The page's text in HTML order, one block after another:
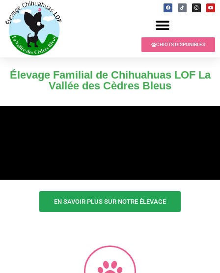
CHIOTS DISPONIBLES
Élevage Familial de Chihuahuas LOF La
Vallée des Cèdres Bleus
EN SAVOIR PLUS SUR NOTRE ÉLEVAGE